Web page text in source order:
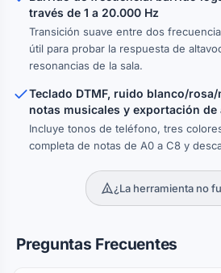
través de 1 a 20.000 Hz
Transición suave entre dos
útil para probar la respuesta de
resonancias de la sala.
Teclado DTMF, ruido blanco/
notas musicales y exportación de
Incluye tonos de teléfono, tres
completa de notas de A0 a C8 y
¿La herramienta no
Preguntas Frecuentes